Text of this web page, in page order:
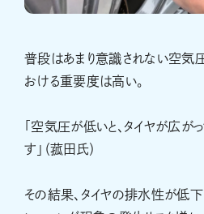
普段はあまり意識されない空気
おける重要度は高い。
「空気圧が低いと、タイヤが広が
す」（菰田氏）
その結果、タイヤの排水性が低下